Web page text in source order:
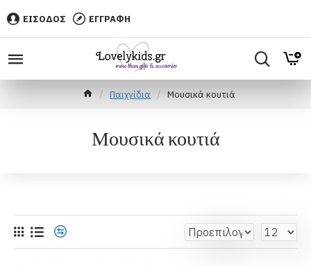
ΕΙΣΟΔΟΣ ΕΓΓΡΑΦΗ
Παιχνίδια Μουσικά κουτιά
Μουσικά κουτιά